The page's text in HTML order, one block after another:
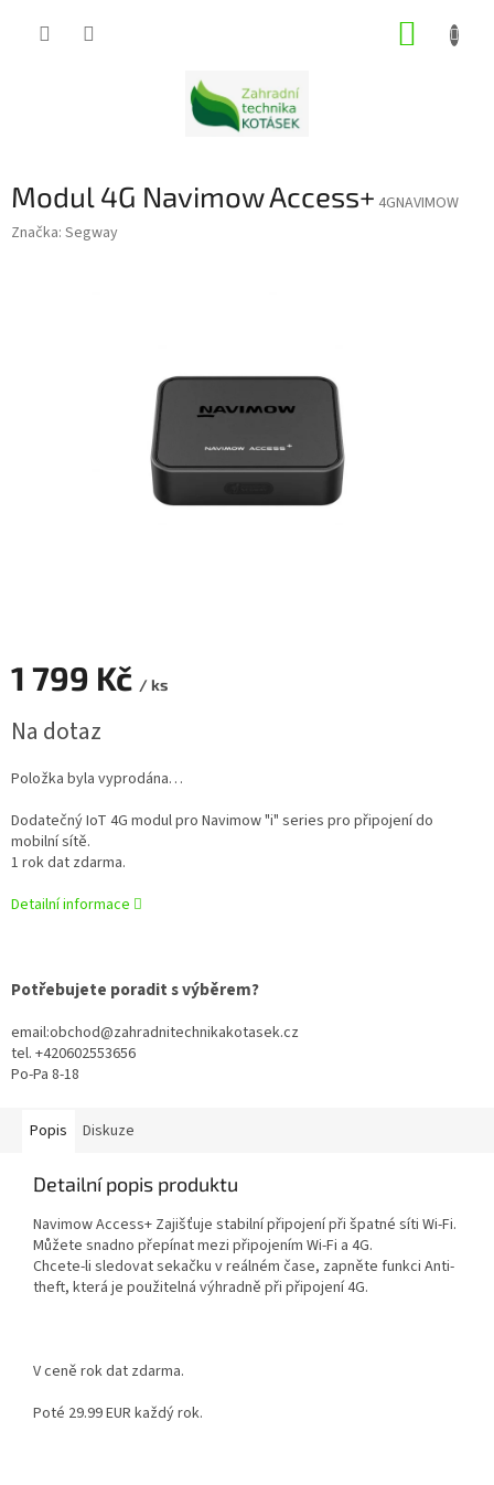
Modul 4G Navimow Access+ 4GNAVIMOW
Značka: Segway
1 799 Kč / ks
cena:
Na dotaz
Položka byla vyprodána…
Dodatečný IoT 4G modul pro Navimow "i" series pro připojení do
mobilní sítě.
1 rok dat zdarma.
Detailní informace
Potřebujete poradit s výběrem?
email:obchod@zahradnitechnikakotasek.cz
tel. +420602553656
Po-Pa 8-18
Popis Diskuze
Detailní popis produktu
Navimow Access+ Zajišťuje stabilní připojení při špatné síti Wi-Fi.
Můžete snadno přepínat mezi připojením Wi-Fi a 4G.
Chcete-li sledovat sekačku v reálném čase, zapněte funkci Anti-
theft, která je použitelná výhradně při připojení 4G.
V ceně rok dat zdarma.
Poté 29.99 EUR každý rok.